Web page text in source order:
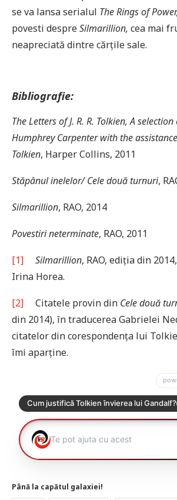
se va lansa serialul The Rings of
povesti despreSilmarillion, cea mai
neapreciată dintre cărțile sale.
Bibliografie:
The Letters of J. R. R. Tolkien, A
Humphrey Carpenter with the
Tolkien, Harper Collins, 2011
Stăpânul inelelor/ Cele două turnuri,
Silmarillion, RAO, 2014
Povestiri neterminate, RAO, 2011
[1] Silmarillion, RAO, ediția din
Irina Horea.
[2] Citatele provin din Cele două
din 2014), în traducerea Gabrielei
citatelor din corespondența lui
îmi aparține.
Până la capătul galaxiei!